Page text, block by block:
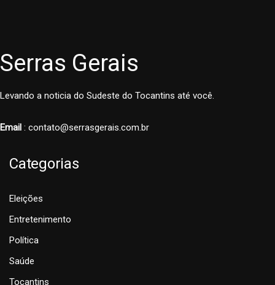
Serras Gerais
Levando a noticia do Sudeste do Tocantins até você.
Email : contato@serrasgerais.com.br
Categorias
Eleições
Entretenimento
Política
Saúde
Tocantins